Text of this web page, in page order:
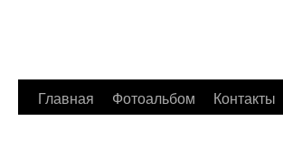
Перейти
Главная Фотоальбом Контакты